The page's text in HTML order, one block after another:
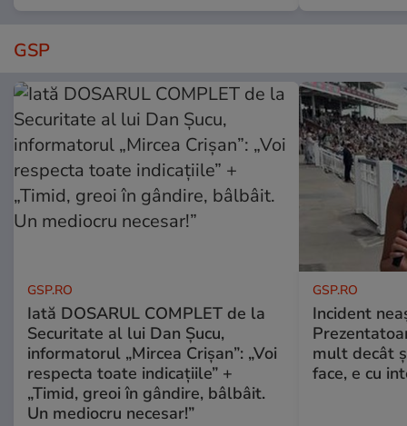
GSP
GSP.RO
Iată DOSARUL COMPLET de la
Securitate al lui Dan Șucu,
informatorul „Mircea Crișan”: „Voi
respecta toate indicațiile” +
„Timid, greoi în gândire, bâlbâit.
Un mediocru necesar!”
GSP.RO
Incident
mult decât
face, e cu